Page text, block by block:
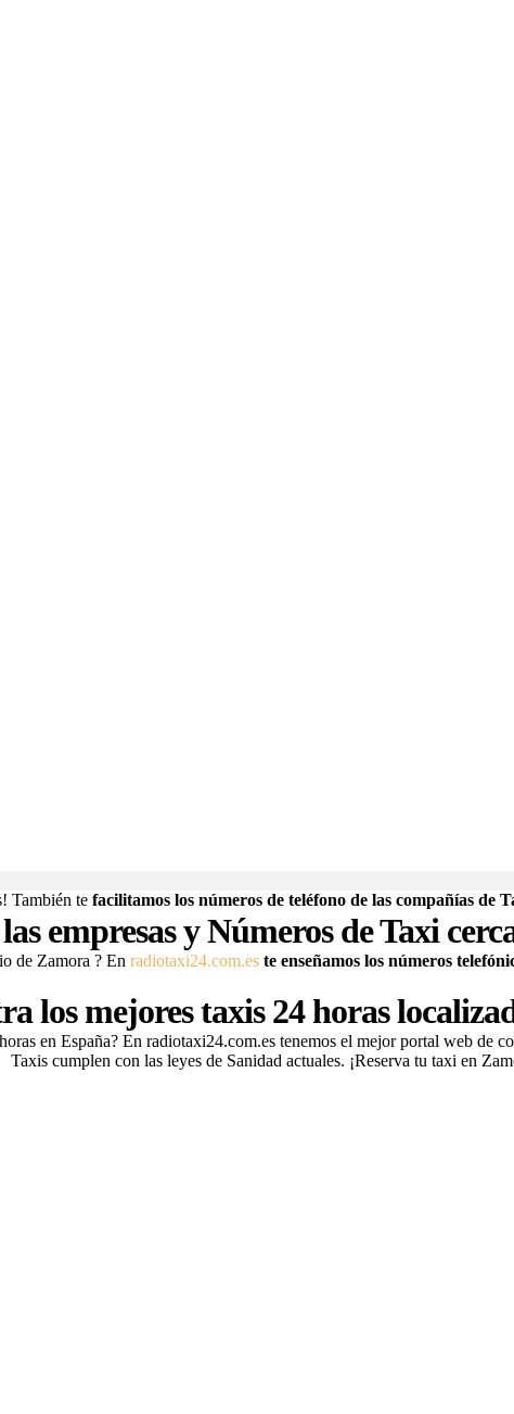
También te facilitamos los números de teléfono de las compañías de
empresas y Números de Taxi
de Zamora ? En radiotaxi24.com.es te enseñamos los números
los mejores taxis 24 horas
en España? En radiotaxi24.com.es tenemos el mejor portal web de
Taxis cumplen con las leyes de Sanidad actuales. ¡Reserva tu taxi en